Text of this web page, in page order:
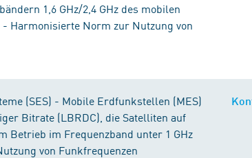
1,6 GHz/2,4 GHz des mobilen
Harmonisierte Norm zur Nutzung von
(SES) - Mobile Erdfunkstellen (MES)
Bitrate (LBRDC), die Satelliten auf
Betrieb im Frequenzband unter 1 GHz
von Funkfrequenzen